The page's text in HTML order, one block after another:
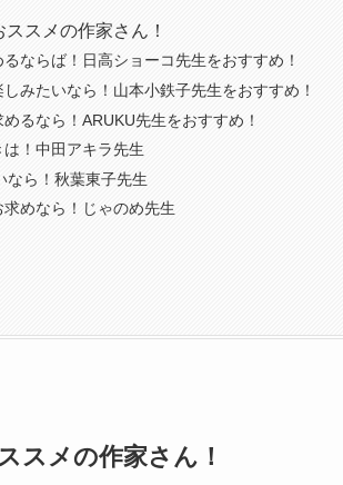
スメの作家さん！
ならば！日高ショーコ先生をおすすめ！
みたいなら！山本小鉄子先生をおすすめ！
るなら！ARUKU先生をおすすめ！
！中田アキラ先生
なら！秋葉東子先生
めなら！じゃのめ先生
スメの作家さん！